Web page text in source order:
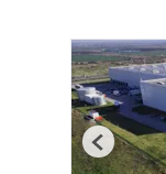
Previous